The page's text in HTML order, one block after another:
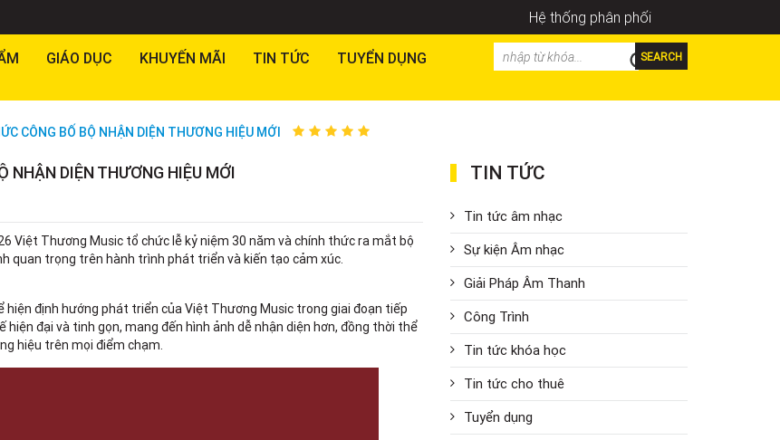
Hệ thống phân phối
GIÁO DỤC KHUYẾN MÃI TIN TỨC TUYỂN DỤNG SEARCH
CÔNG BỐ BỘ NHẬN DIỆN THƯƠNG HIỆU MỚI
NHẬN DIỆN THƯƠNG HIỆU MỚI
Việt Thương Music tổ chức lễ kỷ niệm 30 năm và chính thức ra mắt bộ
quan trọng trên hành trình phát triển và kiến tạo cảm xúc.
hiện định hướng phát triển của Việt Thương Music trong giai đoạn tiếp
đại và tinh gọn, mang đến hình ảnh dễ nhận diện hơn, đồng thời thể
hiệu trên mọi điểm chạm.
TIN TỨC
Tin tức âm nhạc
Sự kiện Âm nhạc
Giải Pháp Âm Thanh
Công Trình
Tin tức khóa học
Tin tức cho thuê
Tuyển dụng